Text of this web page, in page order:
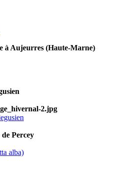
à Aujeurres (Haute-Marne)
2.jpg
Percey
alba)